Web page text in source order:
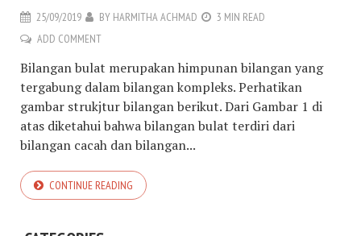
25/09/2019 BY HARMITHA ACHMAD
3 MIN READ
ADD COMMENT
Bilangan bulat merupakan himpunan bilangan yang
tergabung dalam bilangan kompleks. Perhatikan
gambar strukjtur bilangan berikut. Dari Gambar 1 di
atas diketahui bahwa bilangan bulat terdiri dari
bilangan cacah dan bilangan...
CONTINUE READING